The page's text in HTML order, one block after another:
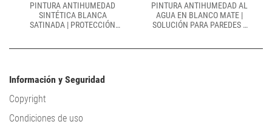
PINTURA ANTIHUMEDAD
SINTÉTICA BLANCA
SATINADA | PROTECCIÓN
PINTURA ANTIHUMEDAD AL
AGUA EN BLANCO MATE |
SOLUCIÓN PARA PAREDES Y
Información y Seguridad
Copyright
Condiciones de uso